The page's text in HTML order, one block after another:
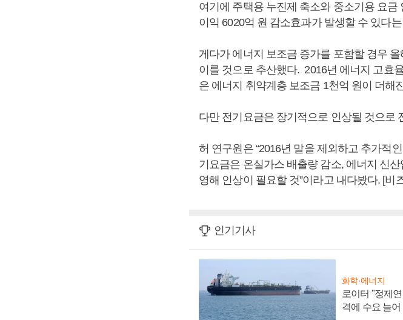
여기에 주택용 누진제 축소와 중소기용 요금
이익 6020억 원 감소효과가 발생할 수 있다
게다가 에너지 보조금 증가를 포함할 경우
이를 것으로 추산했다. 2016년 에너지 고효
은 에너지 취약계층 보조금 1천억 원이 더해
다만 전기요금은 장기적으로 인상될 것으로
허 연구원은 “2016년 말을 제외하고 추가적
기요금은 온실가스 배출량 감소, 에너지 신
영해 인상이 필요할 것”이라고 내다봤다. [비
인기기사
화학·에너지
로이터 "정제
격에 수요 늘어